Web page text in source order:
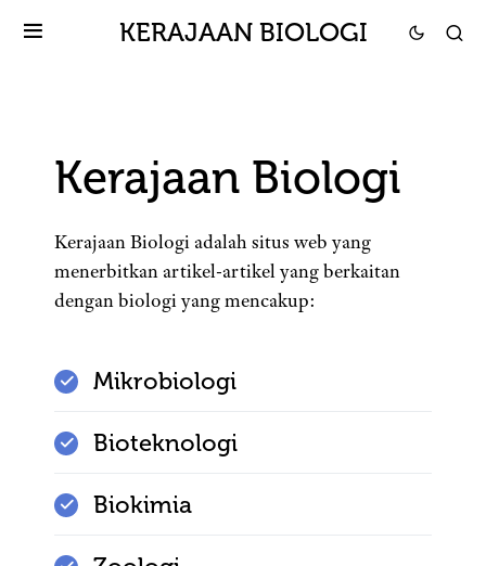
KERAJAAN BIOLOGI
Kerajaan Biologi
Kerajaan Biologi adalah situs web yang
menerbitkan artikel-artikel yang berkaitan
dengan biologi yang mencakup:
Mikrobiologi
Bioteknologi
Biokimia